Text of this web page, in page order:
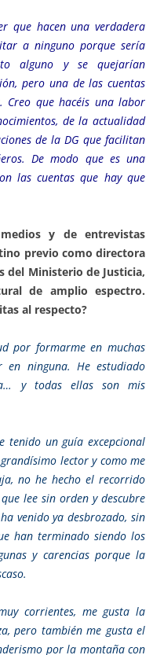
que hacen una verdadera
a ninguno porque sería
alguno y se quejarían
pero una de las cuentas
Creo que hacéis una labor
de la actualidad
de la DG que facilitan
De modo que es una
las cuentas que hay que
y de entrevistas
previo como directora
del Ministerio de Justicia,
de amplio espectro.
al respecto?
por formarme en muchas
en ninguna. He estudiado
y todas ellas son mis
tenido un guía excepcional
lector y como me
no he hecho el recorrido
lee sin orden y descubre
venido ya desbrozado, sin
han terminado siendo los
y carencias porque la
corrientes, me gusta la
pero también me gusta el
por la montaña con